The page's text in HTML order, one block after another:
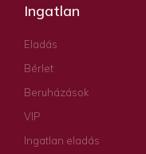
Ingatlan
Eladás
Bérlet
Beruházások
VIP
Ingatlan eladás